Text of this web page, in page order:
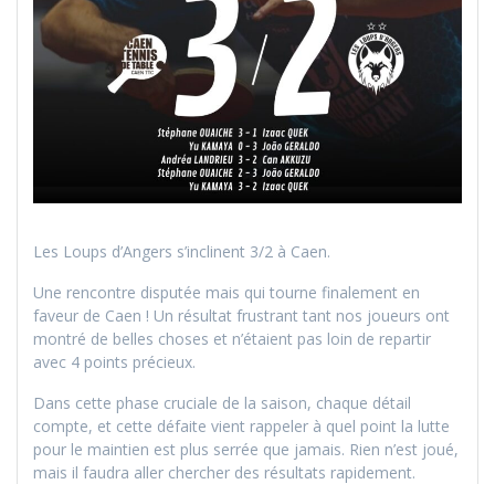
Les Loups d’Angers s’inclinent 3/2 à Caen.
Une rencontre disputée mais qui tourne finalement en
faveur de Caen ! Un résultat frustrant tant nos joueurs ont
montré de belles choses et n’étaient pas loin de repartir
avec 4 points précieux.
Dans cette phase cruciale de la saison, chaque détail
compte, et cette défaite vient rappeler à quel point la lutte
pour le maintien est plus serrée que jamais. Rien n’est joué,
mais il faudra aller chercher des résultats rapidement.